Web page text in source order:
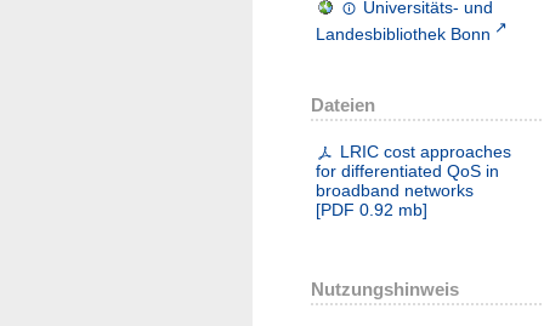
Universitäts- und
Landesbibliothek Bonn
Dateien
LRIC cost approaches
for differentiated QoS in
broadband networks
[PDF 0.92 mb]
Nutzungshinweis